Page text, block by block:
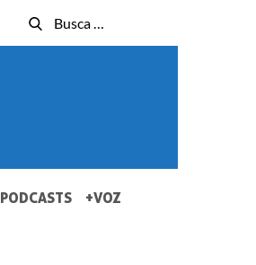
Busca
for:
Busca
PODCASTS +VOZ